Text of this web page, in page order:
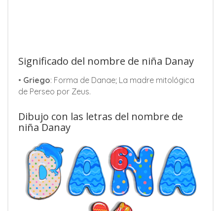
Significado del nombre de niña Danay
• Griego: Forma de Danae; La madre mitológica
de Perseo por Zeus.
Dibujo con las letras del nombre de
niña Danay